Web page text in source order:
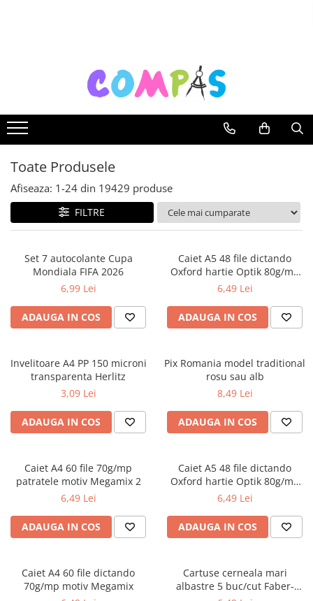
Noutăți Librăria Compas
Souvenir România
Rechizite școlare
Instrumente de scris
Stilouri școlare
Rollere și finelinere
Markere și textmarkere
Creioane grafice
Creioane colorate
Creioane cerate
Radiere
Ascutițori
Mine și rezerve
Cretă școlară și creativă
Coperți caiete si cărți
Carnete pentru elevi
Lupe și articole educative
Foarfece școlare
Globuri pământești
Cutii sandwich și caserole
Termosuri
Pahare și sticle pentru scoală
Toate Produsele
Afiseaza: 1-24 din 19429 produse
FILTRE
Set 7 autocolante Cupa
Mondiala FIFA 2026
6,99 Lei
ADAUGA IN COS
Caiet A5 48 file dictando
Oxford hartie Optik 80g/mp
diverse culori
6,49 Lei
ADAUGA IN COS
Invelitoare A4 PP 150 microni
transparenta Herlitz
3,09 Lei
ADAUGA IN COS
Pix Romania model traditional
rosu sau alb
8,49 Lei
ADAUGA IN COS
Caiet A4 60 file 70g/mp
patratele motiv Megamix 2
6,49 Lei
ADAUGA IN COS
Caiet A5 48 file dictando
Oxford hartie Optik 80g/mp
motiv Touch Trend
6,49 Lei
ADAUGA IN COS
Caiet A4 60 file dictando
70g/mp motiv Megamix
Cartuse cerneala mari
albastre 5 buc/cut Faber-